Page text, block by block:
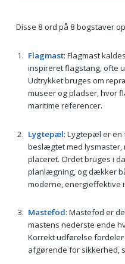
Disse 8 ord på 8 bogstaver
Flagmast: Flagmast
inspireret flagstang, ofte
Udtrykket bruges om
museer og pladser, hvor
maritime referencer.
Lygtepæl: Lygtepæl er
beslægtet med
placeret. Ordet bruges i
planlægning, og dækker
moderne, energieffektive
Mastefod: Mastefod er
mastens nederste ende
Korrekt udførelse
afgørende for sikkerhed,